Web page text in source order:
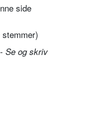
side
stemmer)
Se og skriv